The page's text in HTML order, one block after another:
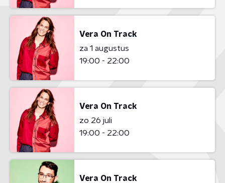
Vera On Track
za 1 augustus
19:00 - 22:00
Vera On Track
zo 26 juli
19:00 - 22:00
Vera On Track